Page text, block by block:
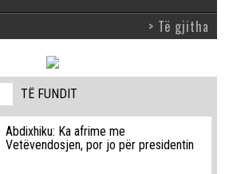
> Të gjitha
TË FUNDIT
Abdixhiku: Ka afrime me
Vetëvendosjen, por jo për presidentin